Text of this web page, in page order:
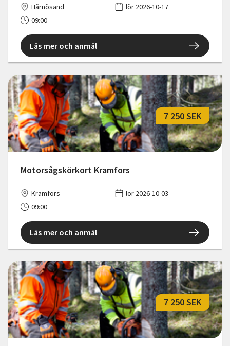
Härnösand
lör 2026-10-17
09:00
Läs mer och anmäl
Motorsågskörkort Kramfors
7 250 SEK
Kramfors
lör 2026-10-03
09:00
Läs mer och anmäl
7 250 SEK